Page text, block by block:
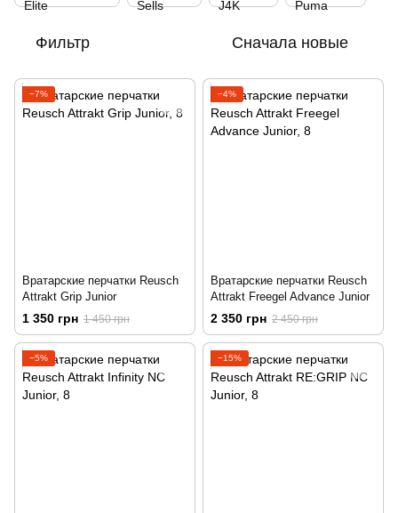
Фильтр Сначала новые
−7%
Вратарские перчатки Reusch
Attrakt Grip Junior
1 350 грн 1 450 грн
−4%
Вратарские перчатки Reusch
Attrakt Freegel Advance Junior
2 350 грн 2 450 грн
−5% −15%